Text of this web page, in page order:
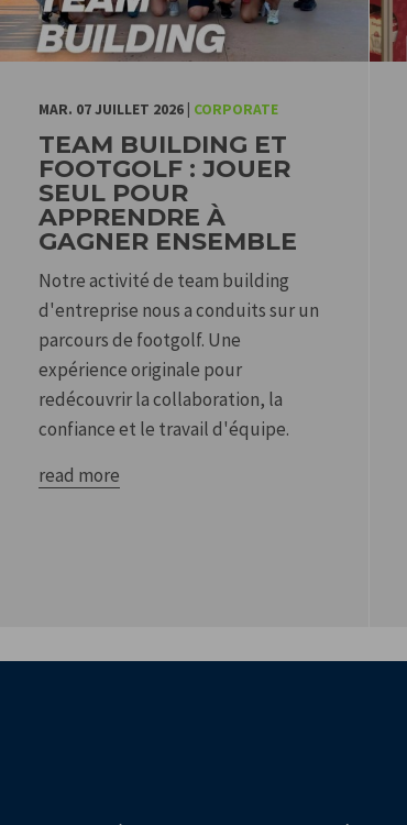
MAR. 07 JUILLET 2026| CORPORATE
TEAM BUILDING ET
FOOTGOLF : JOUER
SEUL POUR
APPRENDRE À
GAGNER ENSEMBLE
Notre activité de team building
d'entreprise nous a conduits sur un
parcours de footgolf. Une
expérience originale pour
redécouvrir la collaboration, la
confiance et le travail d'équipe.
read more